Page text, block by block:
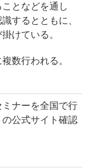
となどを通し
するとともに、
けている。
数行われる。
ナーを全国で行
公式サイト確認